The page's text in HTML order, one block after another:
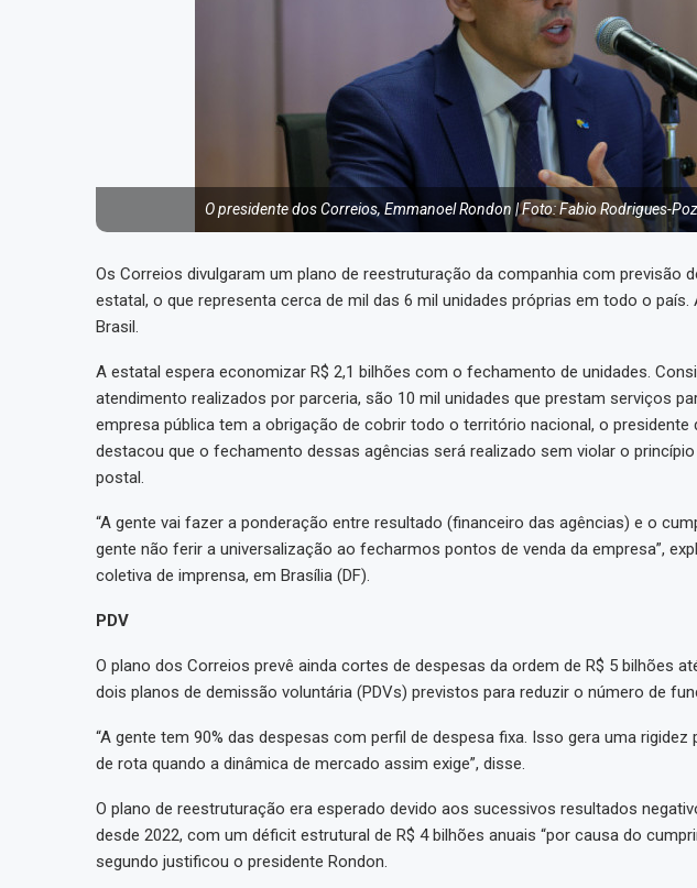
O presidente dos Correios, Emmanoel Rondon | Foto: Fabio Rodrigues-
Os Correios divulgaram um plano de reestruturação da companhia com previsão
estatal, o que representa cerca de mil das 6 mil unidades próprias em todo o
Brasil.
A estatal espera economizar R$ 2,1 bilhões com o fechamento de unidades.
atendimento realizados por parceria, são 10 mil unidades que prestam serviços
empresa pública tem a obrigação de cobrir todo o território nacional, o presidente
destacou que o fechamento dessas agências será realizado sem violar o
postal.
“A gente vai fazer a ponderação entre resultado (financeiro das agências) e o
gente não ferir a universalização ao fecharmos pontos de venda da empresa”,
coletiva de imprensa, em Brasília (DF).
PDV
O plano dos Correios prevê ainda cortes de despesas da ordem de R$ 5 bilhões
dois planos de demissão voluntária (PDVs) previstos para reduzir o número de
“A gente tem 90% das despesas com perfil de despesa fixa. Isso gera uma
de rota quando a dinâmica de mercado assim exige”, disse.
O plano de reestruturação era esperado devido aos sucessivos resultados
desde 2022, com um déficit estrutural de R$ 4 bilhões anuais “por causa do
segundo justificou o presidente Rondon.